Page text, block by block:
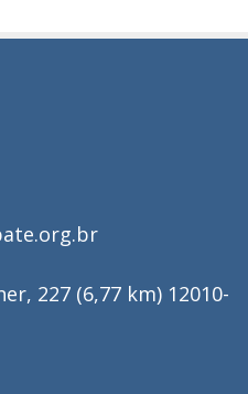
227 (6,77 km) 12010-